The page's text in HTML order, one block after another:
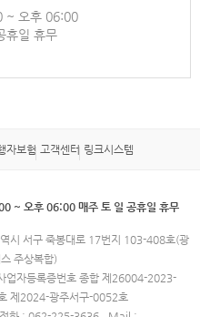
~ 오후 06:00
휴일 휴무
자보험 고객센터 링크시스템
~ 오후 06:00 매주 토 일 공휴일 휴무
시 서구 죽봉대로 17번지 103-408호(광
주상복합)
업자등록증번호 종합 제26004-2023-
제2024-광주서구-0052호